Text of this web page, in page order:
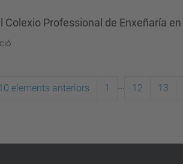
Colexio Professional de Enxeñaría
elements anteriors 1 12 13